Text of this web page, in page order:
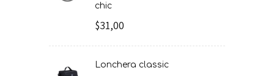
chic
$31,00
lonchera classic